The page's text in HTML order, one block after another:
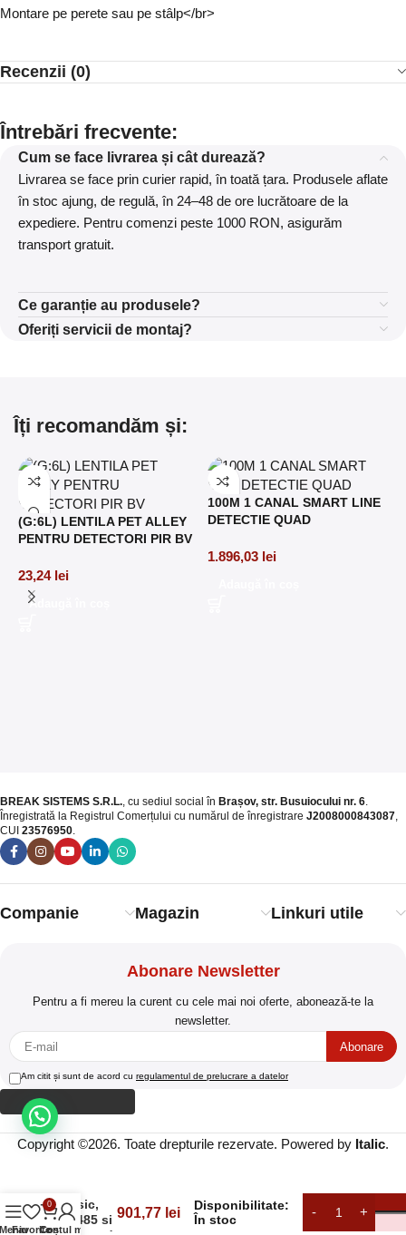
Montare pe perete sau pe stâlp</br>
Recenzii (0)
Întrebări frecvente:
Cum se face livrarea și cât durează?
Livrarea se face prin curier rapid, în toată țara. Produsele aflate
în stoc ajung, de regulă, în 24–48 de ore lucrătoare de la
expediere. Pentru comenzi peste 1000 RON, asigurăm
transport gratuit.
Ce garanție au produsele?
Oferiți servicii de montaj?
Îți recomandăm și:
(G:6L) LENTILA PET ALLEY
PENTRU DETECTORI PIR BV
23,24 lei
Adaugă în coș
100M 1 CANAL SMART LINE
DETECTIE QUAD
1.896,03 lei
BREAK SISTEMS S.R.L., cu sediul social în Brașov, str. Busuiocului nr. 6.
Înregistrată la Registrul Comerțului cu numărul de înregistrare J2008000843087,
CUI 23576950.​
Companie Magazin Linkuri utile
Abonare Newsletter
Pentru a fi mereu la curent cu cele mai noi oferte, abonează-te la
newsletter.
Am citit și sunt de acord cu regulamentul de prelucrare a datelor
Copyright ©2026. Toate drepturile rezervate. Powered by Italic.
clasic,
RS485 si 901,77 lei
Disponibilitate:
În stoc
MeniuFavorite
0
Coș
Contul meu